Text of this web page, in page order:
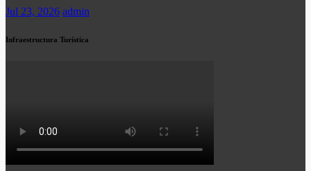
Jul 23, 2026 admin
Infraestructura Turística